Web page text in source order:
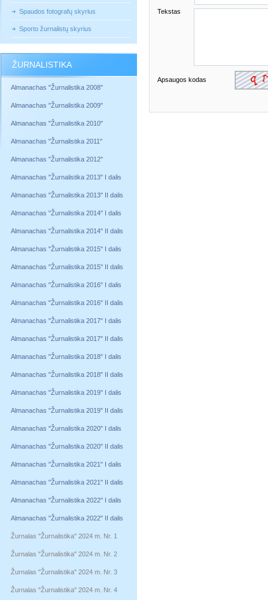
Spaudos fotografų skyrius
Sporto žurnalistų skyrius
ŽURNALISTIKA
Almanachas "Žurnalistika 2008"
Almanachas "Žurnalistika 2009"
Almanachas "Žurnalistika 2010"
Almanachas "Žurnalistika 2011"
Almanachas "Žurnalistika 2012"
Almanachas "Žurnalistika 2013" I dalis
Almanachas "Žurnalistika 2013" II dalis
Almanachas "Žurnalistika 2014" I dalis
Almanachas "Žurnalistika 2014" II dalis
Almanachas "Žurnalistika 2015" I dalis
Almanachas "Žurnalistika 2015" II dalis
Almanachas "Žurnalistika 2016" I dalis
Almanachas "Žurnalistika 2016" II dalis
Almanachas "Žurnalistika 2017" I dalis
Almanachas "Žurnalistika 2017" II dalis
Almanachas "Žurnalistika 2018" I dalis
Almanachas "Žurnalistika 2018" II dalis
Almanachas "Žurnalistika 2019" I dalis
Almanachas "Žurnalistika 2019" II dalis
Almanachas "Žurnalistika 2020" I dalis
Almanachas "Žurnalistika 2020" II dalis
Almanachas "Žurnalistika 2021" I dalis
Almanachas "Žurnalistika 2021" II dalis
Almanachas "Žurnalistika 2022" I dalis
Almanachas "Žurnalistika 2022" II dalis
Žurnalas "Žurnalistika" 2024 m. Nr. 1
Žurnalas "Žurnalistika" 2024 m. Nr. 2
Žurnalas "Žurnalistika" 2024 m. Nr. 3
Žurnalas "Žurnalistika" 2024 m. Nr. 4
Tekstas
Apsaugos kodas